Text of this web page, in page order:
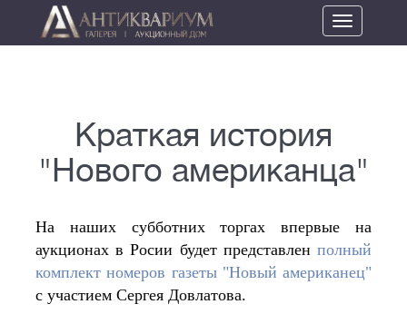
Toggle
navigation
Краткая история
"Нового американца"
На наших субботних торгах впервые на
аукционах в Росии будет представлен полный
комплект номеров газеты "Новый американец"
с участием Сергея Довлатова.